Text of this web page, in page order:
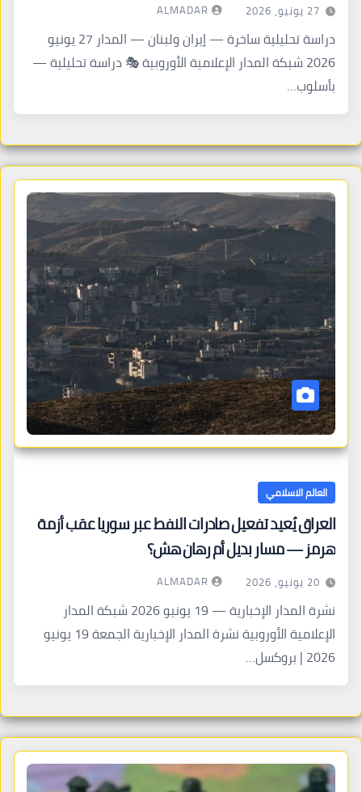
27 يونيو، 2026 ALMADAR
دراسة تحليلية ساخرة — إيران ولبنان — المدار 27 يونيو
2026 شبكة المدار الإعلامية الأوروبية 🎭 دراسة تحليلية —
بأسلوب…
العالم الاسلامي
العراق يُعيد تفعيل صادرات النفط عبر سوريا عقب أزمة
هرمز — مسار بديل أم رهان هش؟
20 يونيو، 2026 ALMADAR
نشرة المدار الإخبارية — 19 يونيو 2026 شبكة المدار
الإعلامية الأوروبية نشرة المدار الإخبارية الجمعة 19 يونيو
2026 | بروكسل…